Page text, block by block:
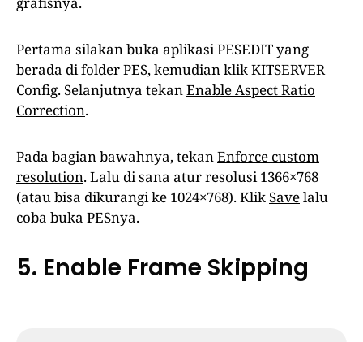
Pertama silakan buka aplikasi PESEDIT yang
berada di folder PES, kemudian klik KITSERVER
Config. Selanjutnya tekanEnable Aspect Ratio
Correction.
Pada bagian bawahnya, tekanEnforce custom
resolution. Lalu di sana atur resolusi 1366×768
(atau bisa dikurangi ke 1024×768). KlikSavelalu
coba buka PESnya.
5. Enable Frame Skipping